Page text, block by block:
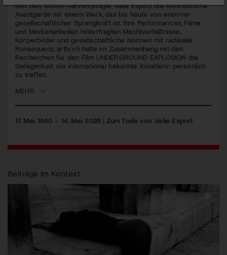
Seit den 1960er-Jahren prägte Valie Export die feministische
Avantgarde mit einem Werk, das bis heute von enormer
gesellschaftlicher Sprengkraft ist. Ihre Performances, Filme
und Medienarbeiten hinterfragten Machtverhältnisse,
Körperbilder und gesellschaftliche Normen mit radikaler
Konsequenz. arttv.ch hatte im Zusammenhang mit den
Recherchen für den Film UNDERGROUND EXPLOSION die
Gelegenheit, die international bekannte Künstlerin persönlich
zu treffen.
MEHR
17. Mai 1940 – 14. Mai 2026 | Zum Tode von Valie Export
Beiträge im Kontext